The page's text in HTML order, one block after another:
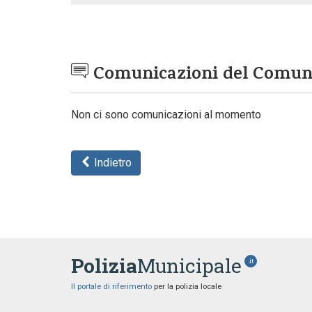
Comunicazioni del
Non ci sono comunicazioni al momento
Indietro
PoliziaMunicipale .it
Il portale di riferimento per la polizia locale